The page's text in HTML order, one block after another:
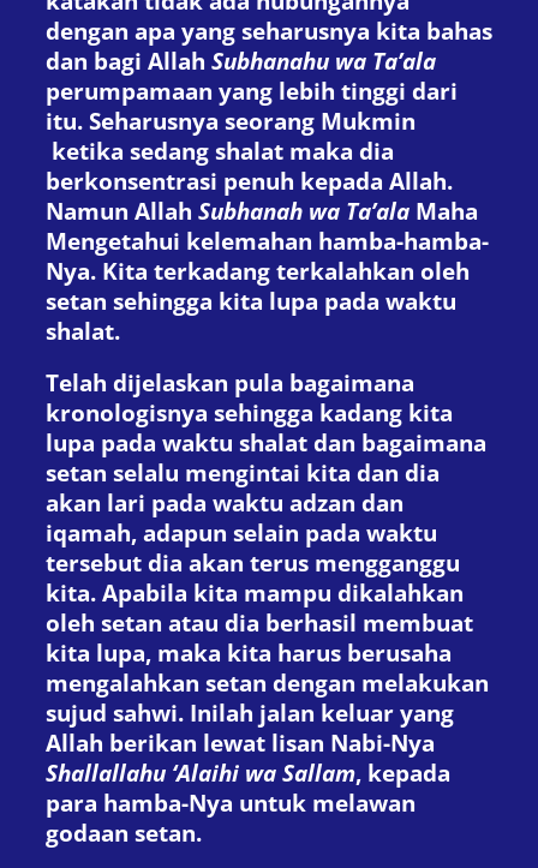
dengan apa yang seharusnya kita bahas
dan bagi Allah Subhanahu wa Ta’ala
perumpamaan yang lebih tinggi dari
itu. Seharusnya seorang Mukmin
ketika sedang shalat maka dia
berkonsentrasi penuh kepada Allah.
Namun Allah Subhanah wa Ta’ala Maha
Mengetahui kelemahan hamba-hamba-
Nya. Kita terkadang terkalahkan oleh
setan sehingga kita lupa pada waktu
shalat.
Telah dijelaskan pula bagaimana
kronologisnya sehingga kadang kita
lupa pada waktu shalat dan bagaimana
setan selalu mengintai kita dan dia
akan lari pada waktu adzan dan
iqamah, adapun selain pada waktu
tersebut dia akan terus mengganggu
kita. Apabila kita mampu dikalahkan
oleh setan atau dia berhasil membuat
kita lupa, maka kita harus berusaha
mengalahkan setan dengan melakukan
sujud sahwi. Inilah jalan keluar yang
Allah berikan lewat lisan Nabi-Nya
Shallallahu ‘Alaihi wa Sallam, kepada
para hamba-Nya untuk melawan
godaan setan.